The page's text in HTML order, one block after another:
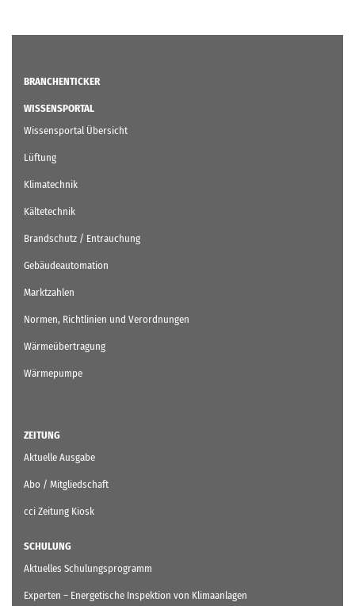
BRANCHENTICKER
WISSENSPORTAL
Wissensportal Übersicht
Lüftung
Klimatechnik
Kältetechnik
Brandschutz / Entrauchung
Gebäudeautomation
Marktzahlen
Normen, Richtlinien und Verordnungen
Wärmeübertragung
Wärmepumpe
ZEITUNG
Aktuelle Ausgabe
Abo / Mitgliedschaft
cci Zeitung Kiosk
SCHULUNG
Aktuelles Schulungsprogramm
Experten – Energetische Inspektion von Klimaanlagen